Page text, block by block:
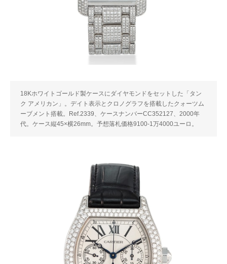
18Kホワイトゴールド製ケースにダイヤモンドをセットした「タン
ク アメリカン」。デイト表示とクロノグラフを搭載したクォーツム
ーブメント搭載。Ref.2339、ケースナンバーCC352127、2000年
代。ケース縦45×横26mm。予想落札価格9100-1万4000ユーロ。